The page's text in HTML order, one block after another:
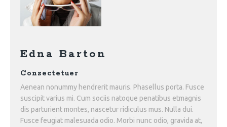
Edna Barton
Consectetuer
Aenean nonummy hendrerit mauris. Phasellus porta. Fusce
suscipit varius mi. Cum sociis natoque penatibus etmagnis
dis parturient montes, nascetur ridiculus mus. Nulla dui.
Fusce feugiat malesuada odio. Morbi nunc odio, gravida at,